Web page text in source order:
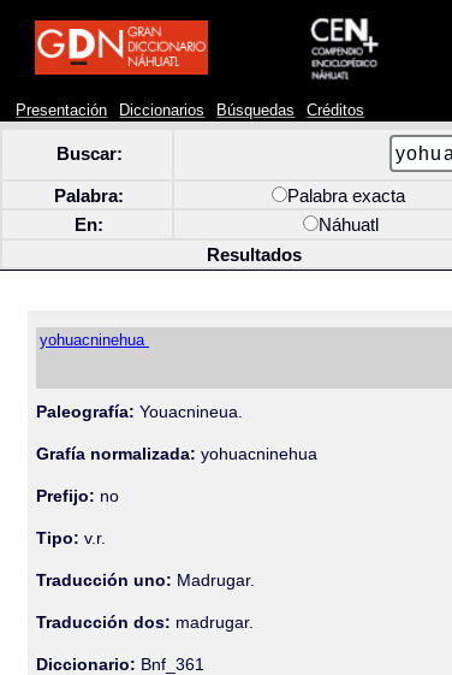
Presentación Diccionarios Búsquedas Créditos
Buscar:
Palabra: Palabra exacta
En:
Náhuatl
Resultados
yohuacninehua
Paleografía: Youacnineua.
Grafía normalizada: yohuacninehua
Prefijo: no
Tipo: v.r.
Traducción uno: Madrugar.
Traducción dos: madrugar.
Diccionario: Bnf_361